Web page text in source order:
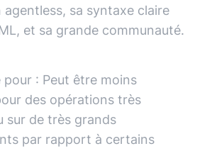
sa syntaxe claire
et sa grande communauté.
pour : Peut être moins
des opérations très
sur de très grands
par rapport à certains